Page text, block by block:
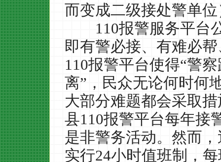
而变成二级接处警单
110报警服务平台
即有警必接、有难必
110报警平台使得“警
离”，民众无论何时何
大部分难题都会采取
县110报警平台每年接
是非警务活动。然而
实行24小时值班制，